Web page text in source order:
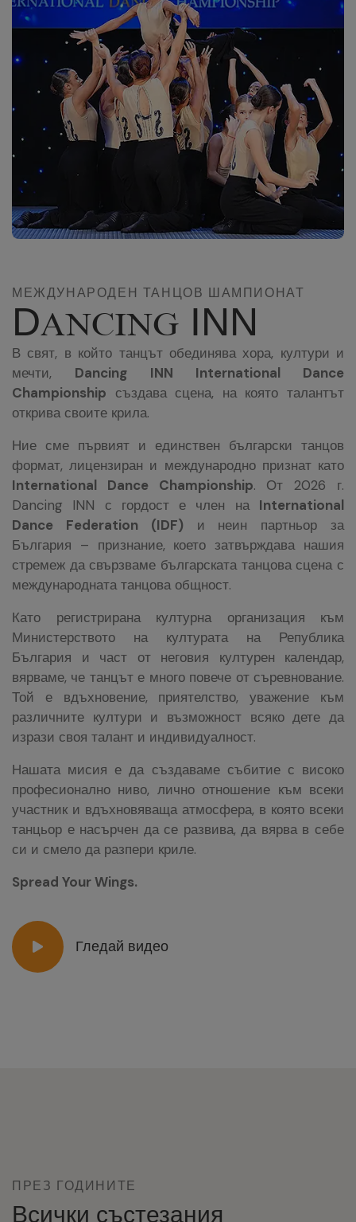
МЕЖДУНАРОДЕН ТАНЦОВ ШАМПИОНАТ
DANCING INN
В свят, в който танцът обединява хора, култури и
мечти, Dancing INN International Dance
Championship създава сцена, на която талантът
открива своите крила.
Ние сме първият и единствен български танцов
формат, лицензиран и международно признат като
International Dance Championship. От 2026 г.
Dancing INN с гордост е член на International
Dance Federation (IDF) и неин партньор за
България – признание, което затвърждава нашия
стремеж да свързваме българската танцова сцена с
международната танцова общност.
Като регистрирана културна организация към
Министерството на културата на Република
България и част от неговия културен календар,
вярваме, че танцът е много повече от съревнование.
Той е вдъхновение, приятелство, уважение към
различните култури и възможност всяко дете да
изрази своя талант и индивидуалност.
Нашата мисия е да създаваме събитие с високо
професионално ниво, лично отношение към всеки
участник и вдъхновяваща атмосфера, в която всеки
танцьор е насърчен да се развива, да вярва в себе
си и смело да разпери криле.
Spread Your Wings.
Гледай видео
ПРЕЗ ГОДИНИТЕ
Всички състезания